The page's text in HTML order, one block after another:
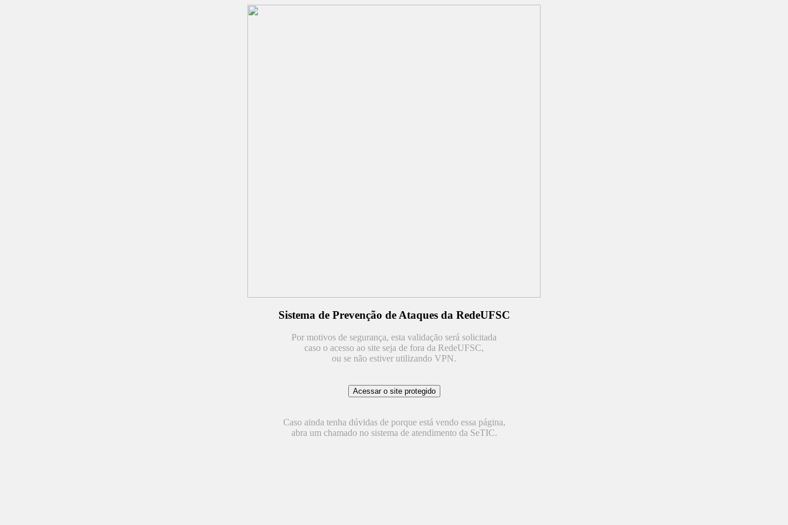
Sistema de Prevenção de Ataques da RedeUFSC
Por motivos de segurança, esta validação será solicitada
caso o acesso ao site seja de fora da RedeUFSC,
ou se não estiver utilizando VPN.
Caso ainda tenha dúvidas de porque está vendo essa página,
abra um chamado no sistema de atendimento da SeTIC.